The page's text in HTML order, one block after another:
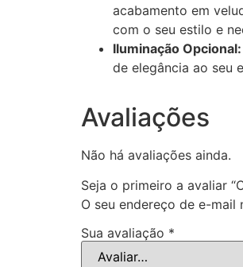
acabamento em
com o seu estilo e
Iluminação Opcional:
de elegância ao seu
Avaliações
Não há avaliações ainda.
Seja o primeiro a avaliar
O seu endereço de e-mail
Sua avaliação *